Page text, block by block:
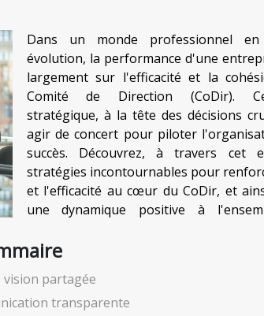
partagée
transparente
Dans un monde professionnel en
évolution, la performance d'une
largement sur l'efficacité et la
Comité de Direction (CoDir).
stratégique, à la tête des décisions
agir de concert pour piloter
succès. Découvrez, à travers cet
stratégies incontournables pour
et l'efficacité au cœur du CoDir, et
une dynamique positive à